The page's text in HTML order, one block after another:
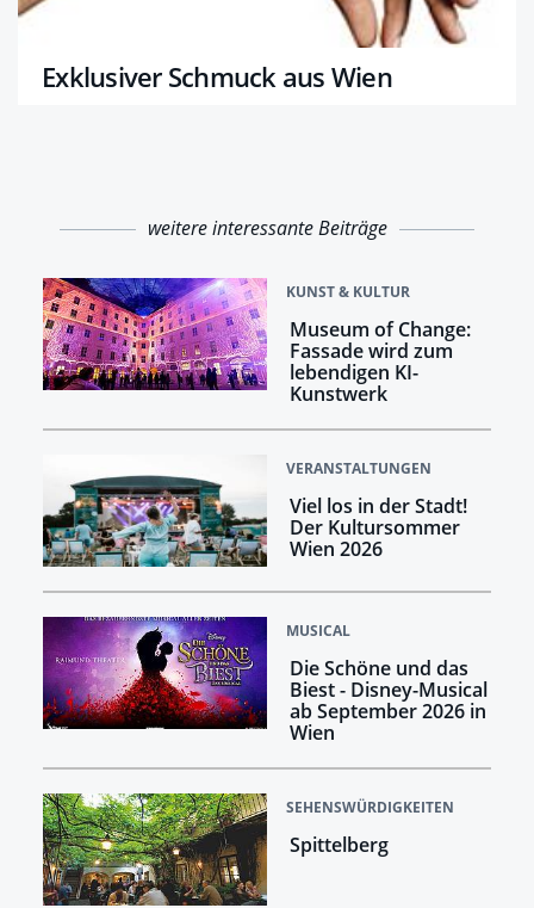
Exklusiver Schmuck aus Wien
weitere interessante Beiträge
KUNST & KULTUR
Museum of Change:
Fassade wird zum
lebendigen KI-
Kunstwerk
VERANSTALTUNGEN
Viel los in der Stadt!
Der Kultursommer
Wien 2026
MUSICAL
Die Schöne und das
Biest - Disney-Musical
ab September 2026 in
Wien
SEHENSWÜRDIGKEITEN
Spittelberg